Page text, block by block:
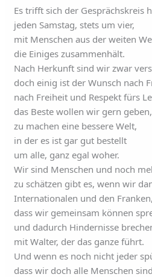
Es trifft sich der Gesprächskreis
jeden Samstag, stets um vier,
mit Menschen aus der weiten
die Einiges zusammenhält.
Nach Herkunft sind wir zwar
doch einig ist der Wunsch nach
nach Freiheit und Respekt fürs
das Beste wollen wir gern geben,
zu machen eine bessere Welt,
in der es ist gar gut bestellt
um alle, ganz egal woher.
Wir sind Menschen und noch
zu schätzen gibt es, wenn wir
Internationalen und den Franken,
dass wir gemeinsam können
und dadurch Hindernisse
mit Walter, der das ganze führt.
Und wenn es noch nicht jeder
dass wir doch alle Menschen sind